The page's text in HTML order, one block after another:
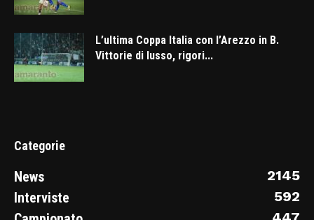
L’ultima Coppa Italia con l’Arezzo in B.
Vittorie di lusso, rigori...
Categorie
News
2145
Interviste
592